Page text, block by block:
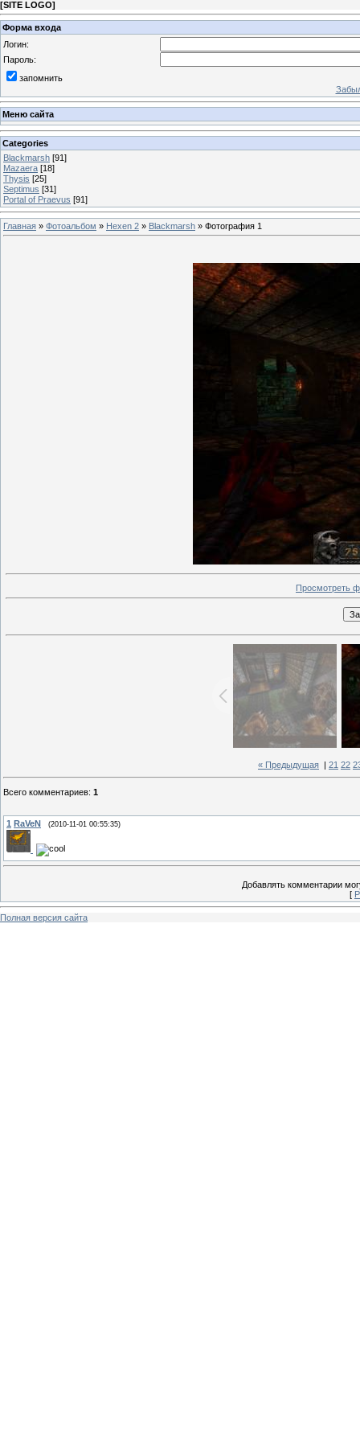
[SITE LOGO]
Форма входа
Логин:
Пароль:
запомнить
Меню сайта
Categories
Blackmarsh [91]
Mazaera [18]
Thysis [25]
Septimus [31]
Portal of Praevus [91]
Главная » Фотоальбом » Hexen 2 » Blackmarsh » Фотография 1
Просмотреть
« Предыдущая 21 22
Всего комментариев: 1
1 RaVeN (2010-11-01 00:55:35)
Добавлять комментарии
[
Полная версия сайта